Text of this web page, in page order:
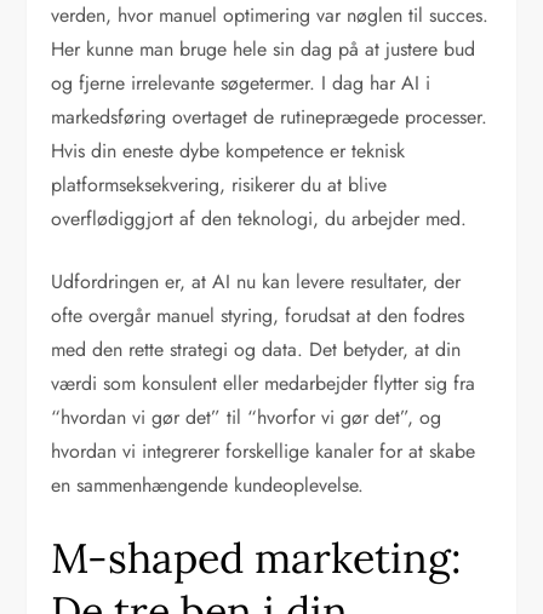
verden, hvor manuel optimering var nøglen til succes.
Her kunne man bruge hele sin dag på at justere bud
og fjerne irrelevante søgetermer. I dag har AI i
markedsføring overtaget de rutineprægede processer.
Hvis din eneste dybe kompetence er teknisk
platformseksekvering, risikerer du at blive
overflødiggjort af den teknologi, du arbejder med.
Udfordringen er, at AI nu kan levere resultater, der
ofte overgår manuel styring, forudsat at den fodres
med den rette strategi og data. Det betyder, at din
værdi som konsulent eller medarbejder flytter sig fra
“hvordan vi gør det” til “hvorfor vi gør det”, og
hvordan vi integrerer forskellige kanaler for at skabe
en sammenhængende kundeoplevelse.
M-shaped marketing: